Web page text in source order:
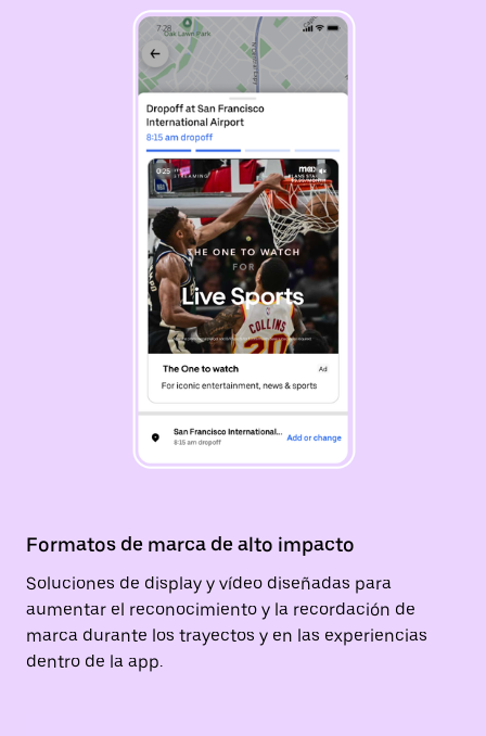
Formatos de marca de alto impacto
Soluciones de display y vídeo diseñadas para
aumentar el reconocimiento y la recordación de
marca durante los trayectos y en las experiencias
dentro de la app.